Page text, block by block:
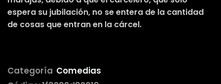
espera su jubilación, no se entera de la cantidad
de cosas que entran en la cárcel.
Categoría Comedias